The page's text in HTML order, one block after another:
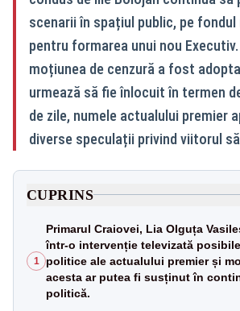
scenarii în spațiul public, pe
pentru formarea unui nou Executiv.
moțiunea de cenzură a fost
urmează să fie înlocuit în termen
de zile, numele actualului premier
diverse speculații privind viitorul
CUPRINS
1
Primarul Craiovei, Lia Olguța
într-o intervenție televizată
politice ale actualului premier și
acesta ar putea fi susținut în
politică.